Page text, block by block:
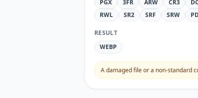
PGX
3FR ARW CR3
RWL
SR2 SRF SRW
RESULT
WEBP
A damaged file or a non-standard